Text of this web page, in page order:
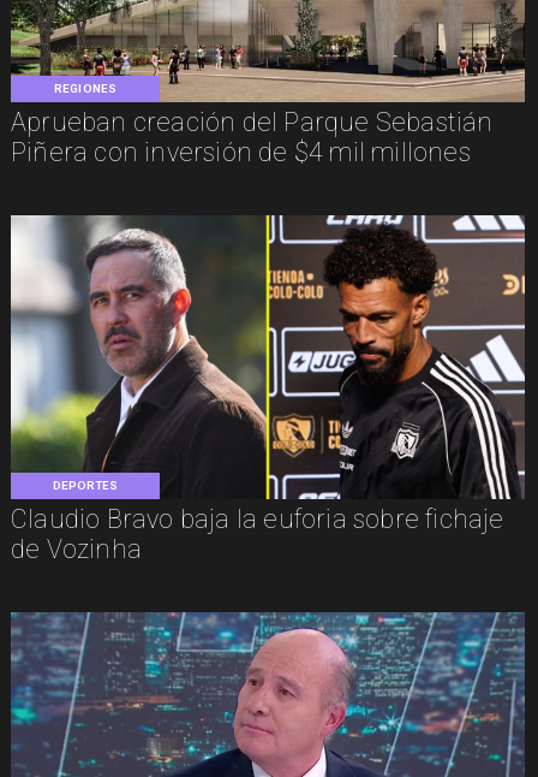
REGIONES
Aprueban creación del Parque Sebastián
Piñera con inversión de $4 mil millones
DEPORTES
Claudio Bravo baja la euforia sobre fichaje
de Vozinha